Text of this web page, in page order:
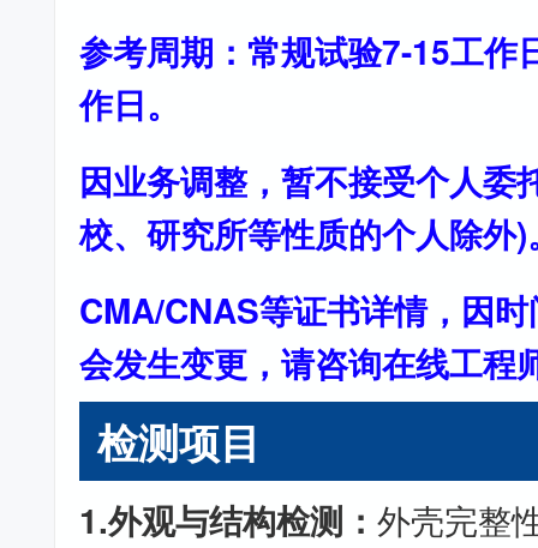
参考周期：常规试验7-15工作
作日。
因业务调整，暂不接受个人委
校、研究所等性质的个人除外)
CMA/CNAS等证书详情，因
会发生变更，请咨询在线工程
检测项目
1.外观与结构检测：外壳完整